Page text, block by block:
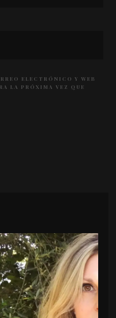
ELECTRÓNICO Y WEB
LA PRÓXIMA VEZ QUE